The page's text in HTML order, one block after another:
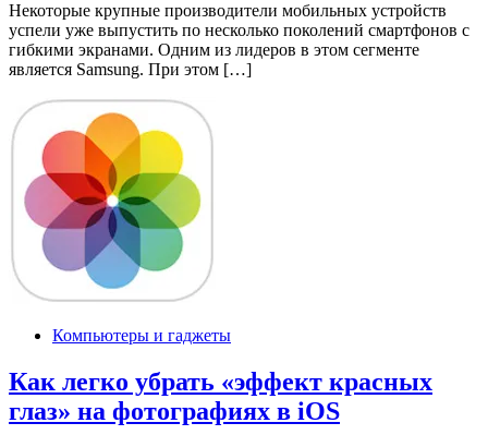
Некоторые крупные производители мобильных устройств
успели уже выпустить по несколько поколений смартфонов с
гибкими экранами. Одним из лидеров в этом сегменте
является Samsung. При этом […]
Компьютеры и гаджеты
Как легко убрать «эффект красных
глаз» на фотографиях в iOS